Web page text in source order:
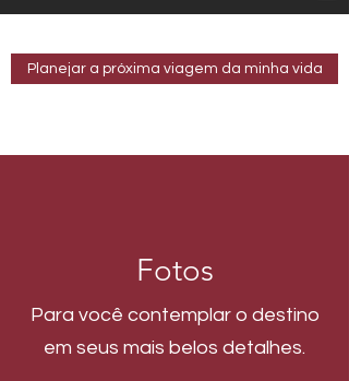
Planejar a próxima viagem da minha vida
Fotos
Para você contemplar o destino
em seus mais belos detalhes.